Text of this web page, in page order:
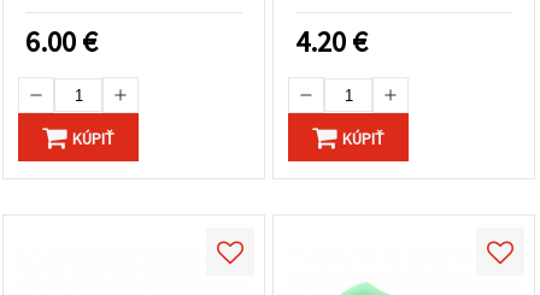
6.00€
KÚPIŤ
4.20€
KÚPIŤ